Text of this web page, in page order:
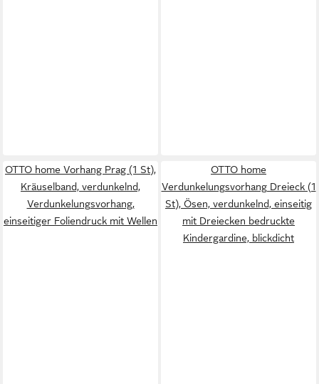
OTTO home Vorhang Prag (1 St),
Kräuselband, verdunkelnd,
Verdunkelungsvorhang,
einseitiger Foliendruck mit Wellen
OTTO home
Verdunkelungsvorhang Dreieck (1
St), Ösen, verdunkelnd, einseitig
mit Dreiecken bedruckte
Kindergardine, blickdicht